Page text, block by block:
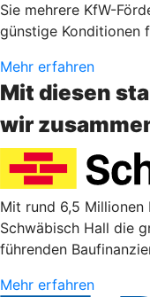
Sie mehrere KfW-
günstige Konditionen
Mehr erfahren
Mit diesen
wir
Mit rund 6,5 Millionen
Schwäbisch Hall die
führenden
Mehr erfahren